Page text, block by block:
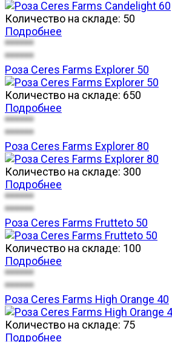
Количество на складе: 50
Подробнее
******
******
Роза Ceres Farms Explorer 50
Количество на складе: 650
Подробнее
******
******
Роза Ceres Farms Explorer 80
Количество на складе: 300
Подробнее
******
******
Роза Ceres Farms Frutteto 50
Количество на складе: 100
Подробнее
******
******
Роза Ceres Farms High Orange 40
Количество на складе: 75
Подробнее